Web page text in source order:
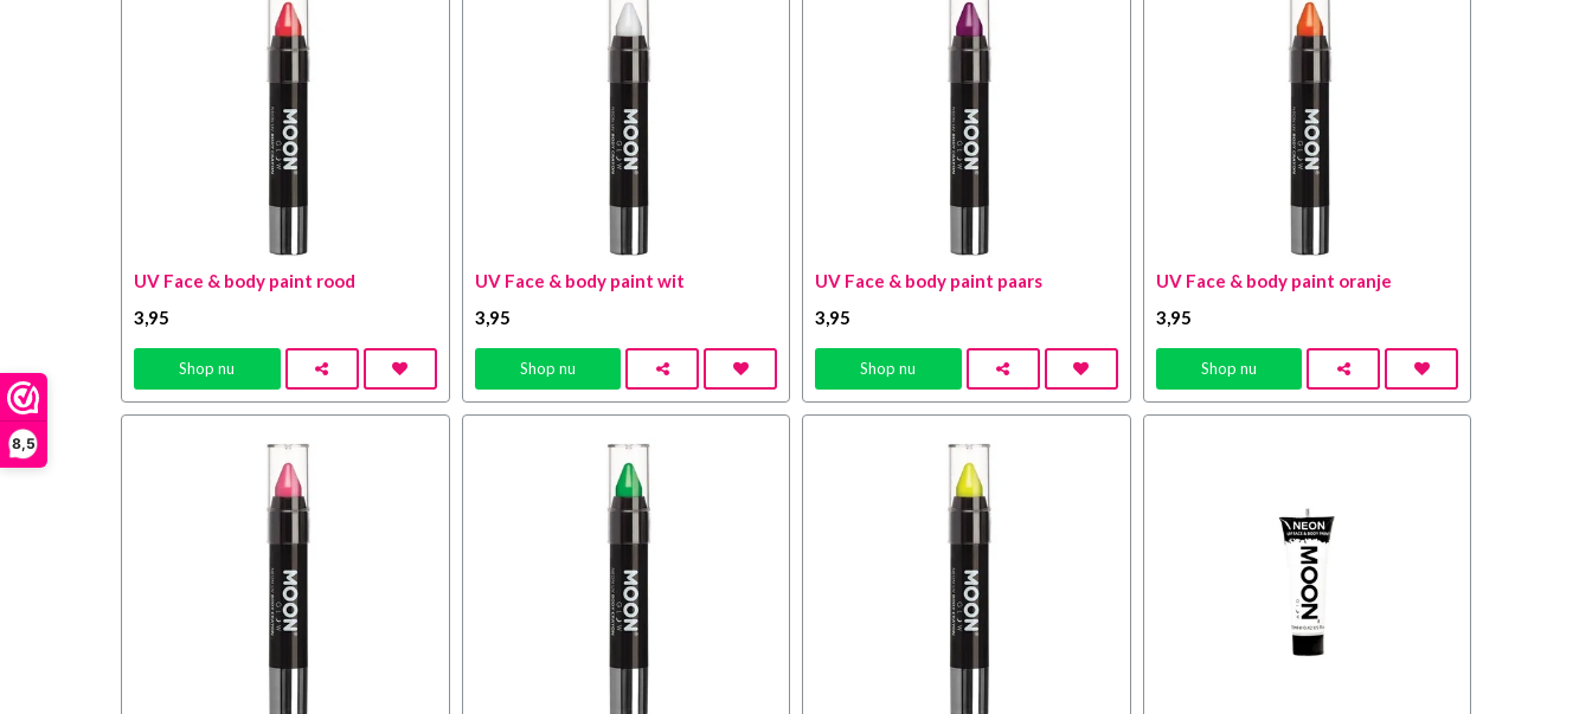
8,5
UV Face & body paint rood
3,95
Shop nu
UV Face & body paint wit
3,95
Shop nu
UV Face & body paint paars
3,95
Shop nu
UV Face & body paint oranje
3,95
Shop nu